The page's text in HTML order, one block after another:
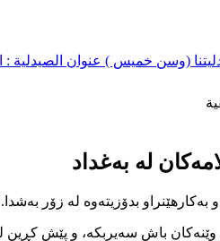
(وسن خميس ) عنوان الصيدلية :
لە بەغداد
بدۆزیتەوە لە زۆر
وێنەکان باش سەیربکە، و پێش کڕین